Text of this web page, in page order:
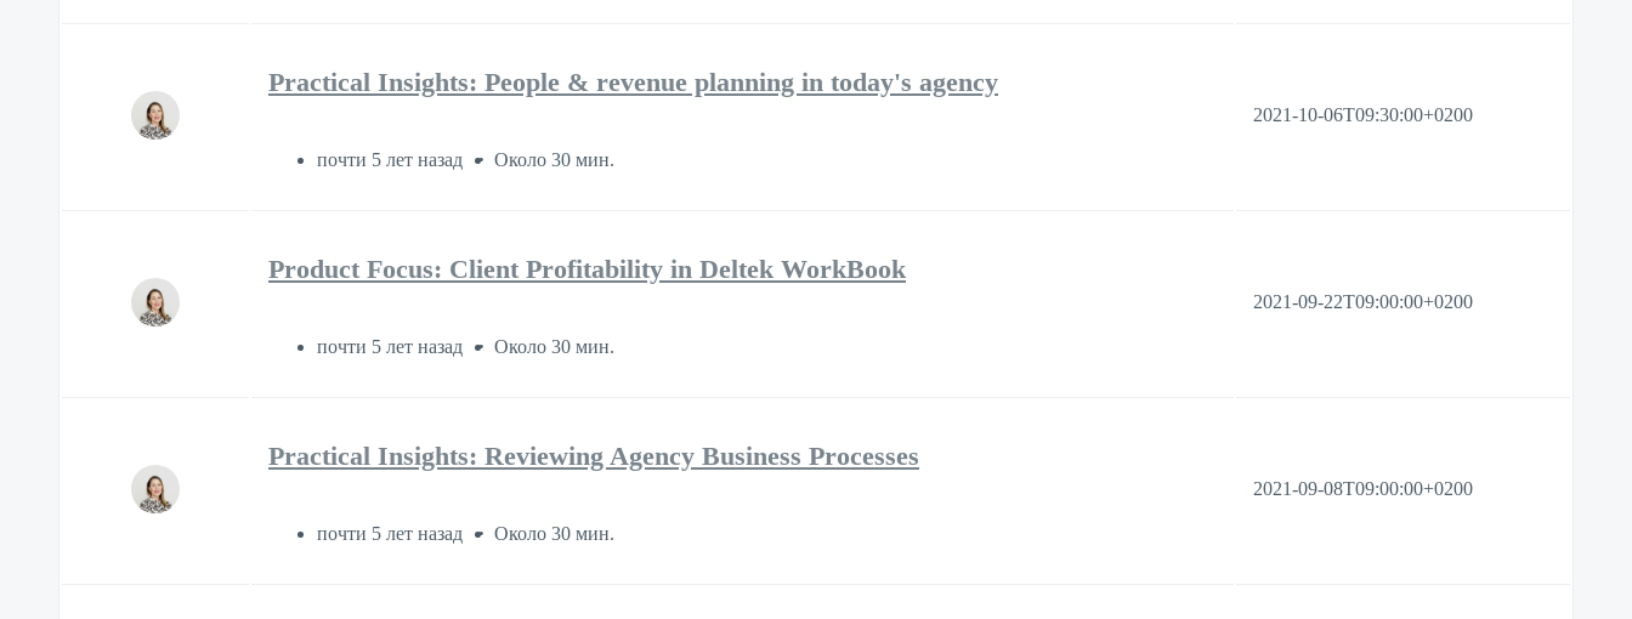
Practical Insights: People & revenue planning in today's agency
почти 5 лет назад Около 30 мин.
2021-10-06T09:30:00+0200
Product Focus: Client Profitability in Deltek WorkBook
почти 5 лет назад Около 30 мин.
2021-09-22T09:00:00+0200
Practical Insights: Reviewing Agency Business Processes
почти 5 лет назад Около 30 мин.
2021-09-08T09:00:00+0200